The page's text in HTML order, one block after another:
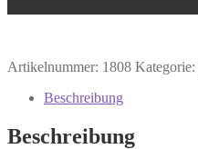
Artikelnummer: 1808 Kategorie:
Beschreibung
Beschreibung